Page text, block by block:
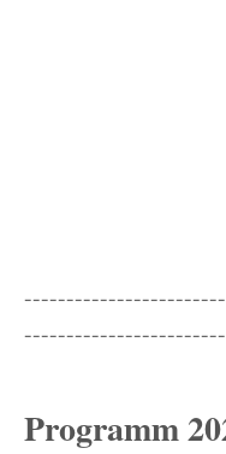
Programm